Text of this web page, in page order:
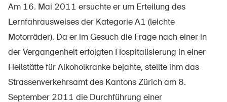
Über die BFU
Medien
Sinus Plus
Kampagnen
Am 16. Mai 2011 ersuchte er um Erteilung des
Lernfahrausweises der Kategorie A1 (leichte
Motorräder). Da er im Gesuch die Frage nach einer in
der Vergangenheit erfolgten Hospitalisierung in einer
Heilstätte für Alkoholkranke bejahte, stellte ihm das
Strassenverkehrsamt des Kantons Zürich am 8.
September 2011 die Durchführung einer